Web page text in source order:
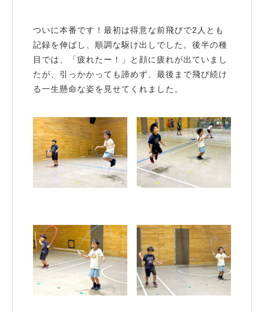
ついに本番です！最初は得意な前飛びで2人とも
記録を伸ばし、順調な駆け出しでした。後半の種
目では、「疲れたー！」と顔に疲れが出ていまし
たが、引っかかっても諦めず、最後まで飛び続け
る一生懸命な姿を見せてくれました。